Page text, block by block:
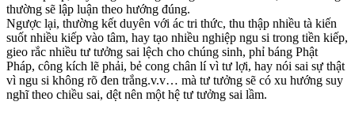
thường sẽ lập luận theo hướng đúng.
Ngược lại, thường kết duyên với ác tri thức, thu thập nhiều tà kiến
suốt nhiều kiếp vào tâm, hay tạo nhiều nghiệp ngu si trong tiền kiếp,
gieo rắc nhiều tư tưởng sai lệch cho chúng sinh, phỉ báng Phật
Pháp, công kích lẽ phải, bẻ cong chân lí vì tư lợi, hay nói sai sự thật
vì ngu si không rõ đen trắng.v.v… mà tư tưởng sẽ có xu hướng suy
nghĩ theo chiều sai, dệt nên một hệ tư tưởng sai lầm.